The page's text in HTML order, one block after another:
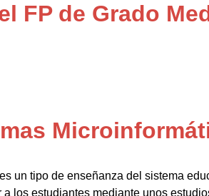
FP de Grado
un tipo de enseñanza del sistema
los estudiantes mediante unos